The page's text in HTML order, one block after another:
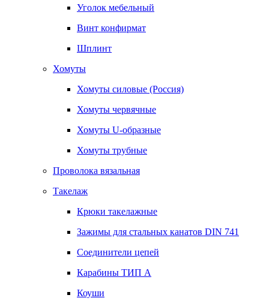
Уголок мебельный
Винт конфирмат
Шплинт
Хомуты
Хомуты силовые (Россия)
Хомуты червячные
Хомуты U-образные
Хомуты трубные
Проволока вязальная
Такелаж
Крюки такелажные
Зажимы для стальных канатов DIN 741
Соединители цепей
Карабины ТИП А
Коуши